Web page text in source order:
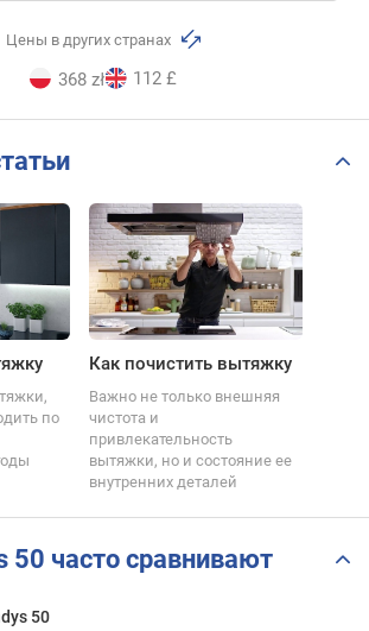
Цены в других странах
368 zł 112 £
по
Как почистить вытяжку
Важно не только внешняя
чистота и
привлекательность
вытяжки, но и состояние ее
внутренних деталей
50 часто сравнивают
50